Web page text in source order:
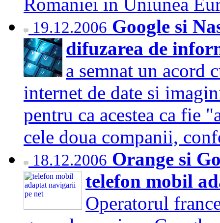
19.12.2006 Google si
difuzarea de
a semnat un acord
internet de date si
pentru ca acestea ca fie
cele doua companii,
18.12.2006 Orange si
telefon mobil
Operatorul